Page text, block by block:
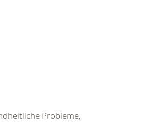
Probleme,